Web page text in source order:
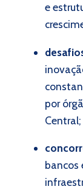
e
por
Central;
bancos